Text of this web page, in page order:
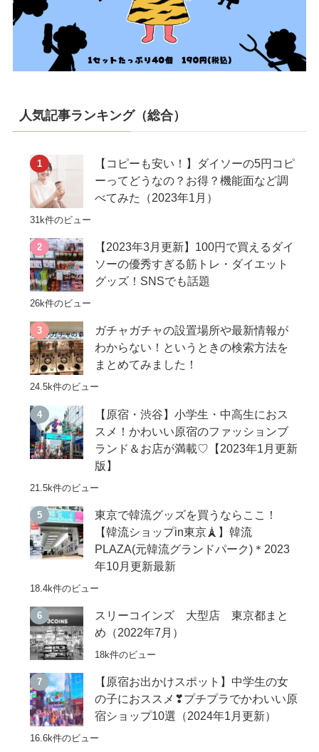
人気記事ランキング（総合）
【コピーも安い！】ダイソーの5円コピ
ーってどうなの？お得？機能面など調
べてみた（2023年1月）
31k件のビュー
【2023年3月更新】100円で買えるダイ
ソーの優秀すぎる筋トレ・ダイエット
グッズ！SNSでも話題
26k件のビュー
ガチャガチャの設置場所や最新情報が
わからない！というときの検索方法を
まとめてみました！
24.5k件のビュー
【原宿・渋谷】小学生・中高生におス
スメ！かわいい原宿のファッションブ
ランド＆お店が満載♡【2023年1月更新
版】
21.5k件のビュー
東京で韓流グッズを買うならここ！
【韓流ショップin東京🗼】韓流
PLAZA(元韓流グランドパーク)＊2023
年10月更新最新
18.4k件のビュー
スリーコインズ 大型店 東京都まと
め（2022年7月）
18k件のビュー
【原宿お出かけスポット】中学生の女
の子におススメ❣プチプラでかわいい原
宿ショップ10選（2024年1月更新）
16.6k件のビュー